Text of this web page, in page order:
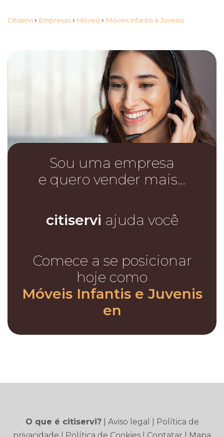
Citiservi › Empresas › Móveis › Móveis Infantis e Juvenis
Sou uma empresa
e quero vender mais…
citiservi ajuda você
Comece a se posicionar
hoje como
Móveis Infantis e Juvenis
en
O que é citiservi?| Aviso legal
Política de